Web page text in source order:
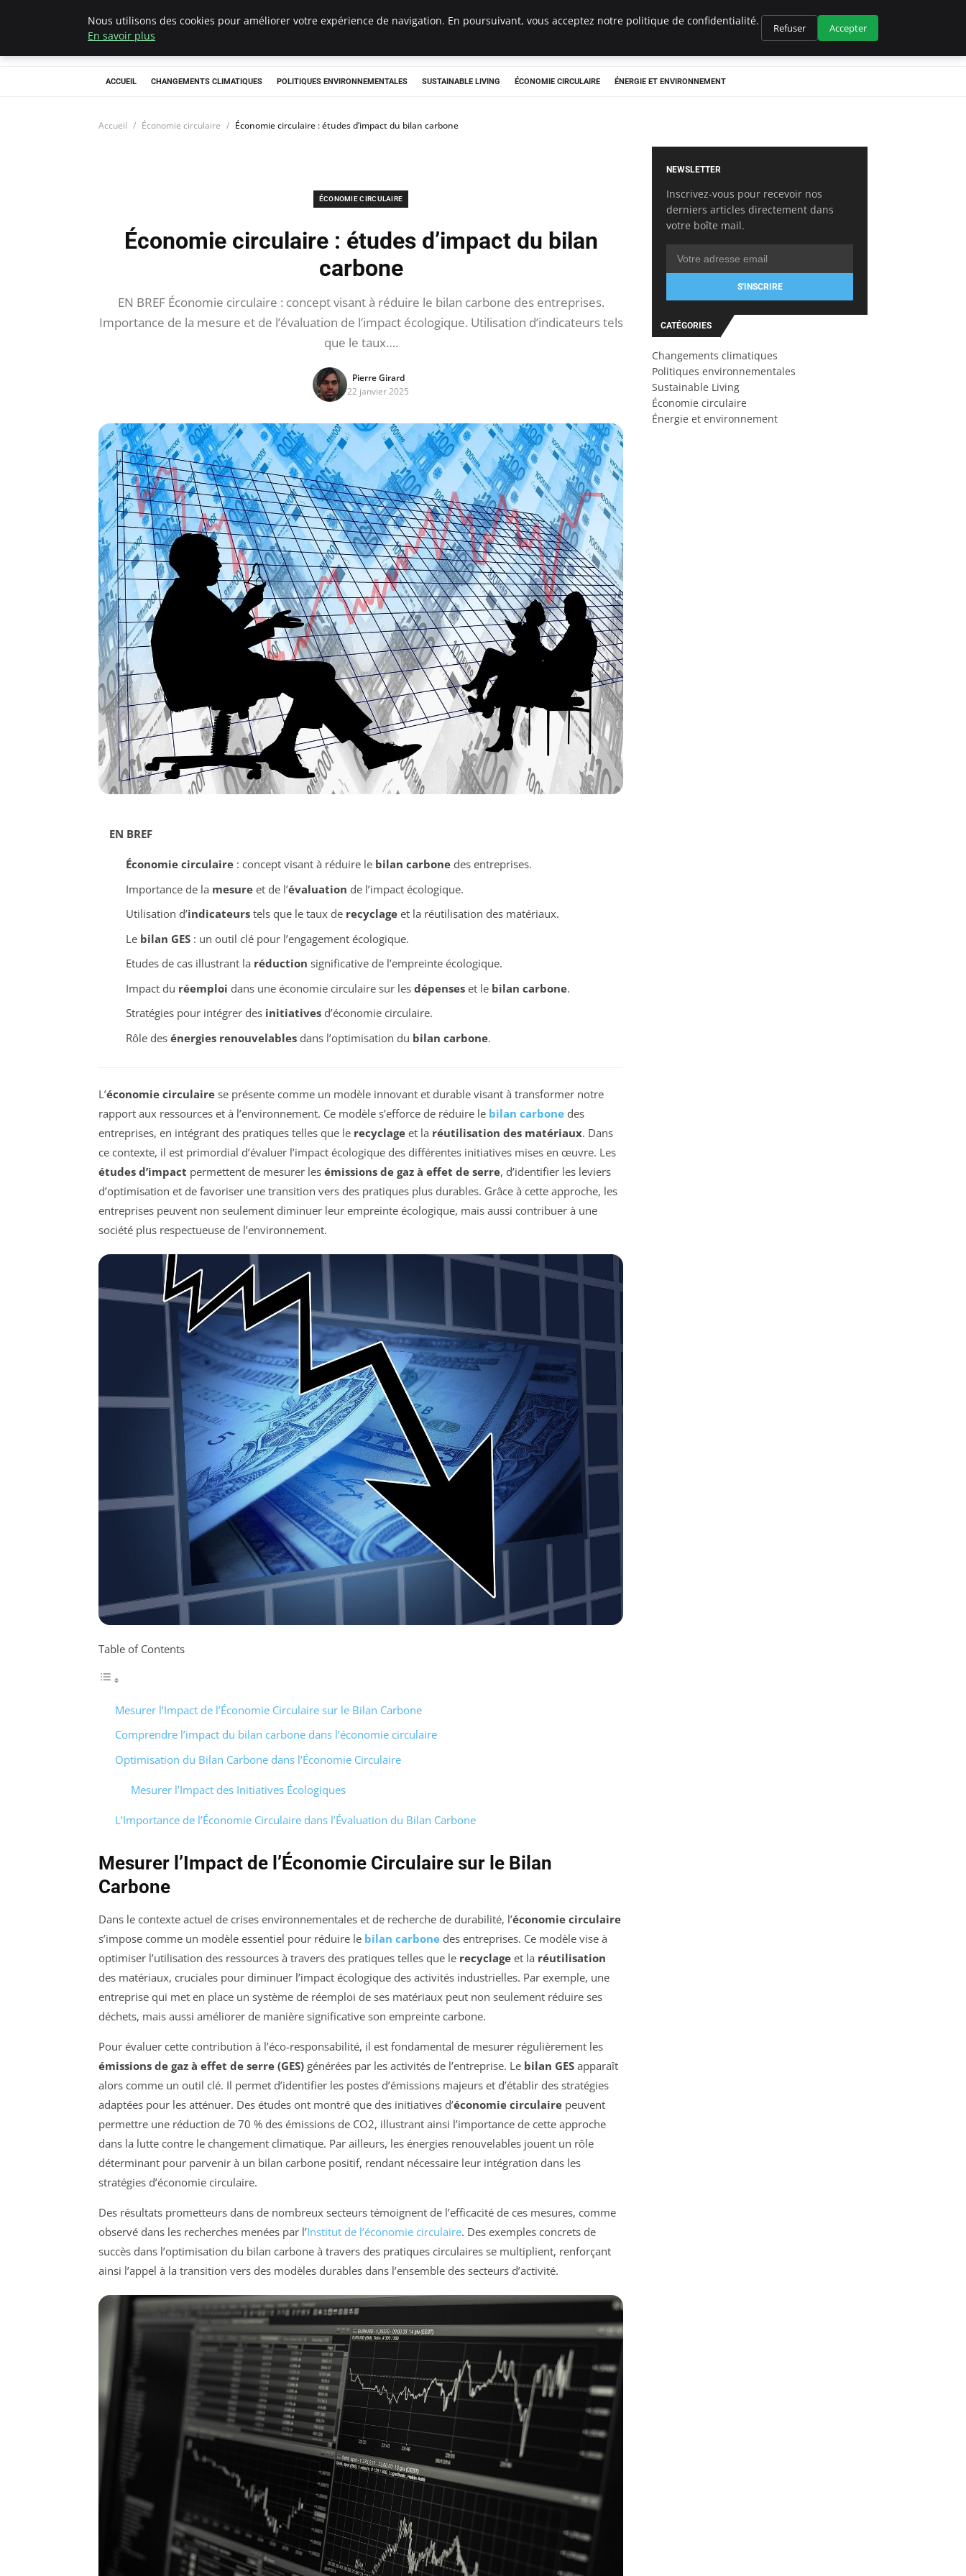
Climategatecountryclub.com
ACCUEIL CHANGEMENTS CLIMATIQUES POLITIQUES ENVIRONNEMENTALES SUSTAINABLE LIVING ÉCONOMIE CIRCULAIRE ÉNERGIE ET ENVIRONNEMENT
Accueil Économie circulaire Économie circulaire : études d’impact du bilan carbone
ÉCONOMIE CIRCULAIRE
Économie circulaire : études d’impact du bilan
carbone
EN BREF Économie circulaire : concept visant à réduire le bilan carbone des entreprises.
Importance de la mesure et de l’évaluation de l’impact écologique. Utilisation d’indicateurs tels
que le taux….
Pierre Girard
22 janvier 2025
EN BREF
Économie circulaire: concept visant à réduire le bilan carbonedes entreprises.
Importance de la mesureet de l’évaluation de l’impact écologique.
Utilisation d’indicateurstels que le taux de recyclageet la réutilisation des matériaux.
Le bilan GES: un outil clé pour l’engagement écologique.
Etudes de cas illustrant la réduction significative de l’empreinte écologique.
Impact du réemploi dans une économie circulaire sur les dépenseset le bilan carbone.
Stratégies pour intégrer des initiativesd’économie circulaire.
Rôle des énergies renouvelablesdans l’optimisation du bilan carbone.
L’économie circulaire se présente comme un modèle innovant et durable visant à transformer notre
rapport aux ressources et à l’environnement. Ce modèle s’efforce de réduire le bilan carbone des
entreprises, en intégrant des pratiques telles que le recyclage et la réutilisation des matériaux. Dans
ce contexte, il est primordial d’évaluer l’impact écologique des différentes initiatives mises en œuvre. Les
études d’impact permettent de mesurer les émissions de gaz à effet de serre, d’identifier les leviers
d’optimisation et de favoriser une transition vers des pratiques plus durables. Grâce à cette approche, les
entreprises peuvent non seulement diminuer leur empreinte écologique, mais aussi contribuer à une
société plus respectueuse de l’environnement.
Table of Contents
Mesurer l’Impact de l’Économie Circulaire sur le Bilan Carbone
Comprendre l’impact du bilan carbone dans l’économie circulaire
Optimisation du Bilan Carbone dans l’Économie Circulaire
Mesurer l’Impact des Initiatives Écologiques
L’Importance de l’Économie Circulaire dans l’Évaluation du Bilan Carbone
Mesurer l’Impact de l’Économie Circulaire sur le Bilan
Carbone
Dans le contexte actuel de crises environnementales et de recherche de durabilité, l’économie circulaire
s’impose comme un modèle essentiel pour réduire le bilan carbone des entreprises. Ce modèle vise à
optimiser l’utilisation des ressources à travers des pratiques telles que le recyclage et la réutilisation
des matériaux, cruciales pour diminuer l’impact écologique des activités industrielles. Par exemple, une
entreprise qui met en place un système de réemploi de ses matériaux peut non seulement réduire ses
déchets, mais aussi améliorer de manière significative son empreinte carbone.
Pour évaluer cette contribution à l’éco-responsabilité, il est fondamental de mesurer régulièrement les
émissions de gaz à effet de serre (GES) générées par les activités de l’entreprise. Le bilan GES apparaît
alors comme un outil clé. Il permet d’identifier les postes d’émissions majeurs et d’établir des stratégies
adaptées pour les atténuer. Des études ont montré que des initiatives d’économie circulaire peuvent
permettre une réduction de 70 % des émissions de CO2, illustrant ainsi l’importance de cette approche
dans la lutte contre le changement climatique. Par ailleurs, les énergies renouvelables jouent un rôle
déterminant pour parvenir à un bilan carbone positif, rendant nécessaire leur intégration dans les
stratégies d’économie circulaire.
Des résultats prometteurs dans de nombreux secteurs témoignent de l’efficacité de ces mesures, comme
observé dans les recherches menées par l’Institut de l’économie circulaire. Des exemples concrets de
succès dans l’optimisation du bilan carbone à travers des pratiques circulaires se multiplient, renforçant
ainsi l’appel à la transition vers des modèles durables dans l’ensemble des secteurs d’activité.
NEWSLETTER
Inscrivez-vous pour recevoir nos
derniers articles directement dans
votre boîte mail.
S'INSCRIRE
CATÉGORIES
Changements climatiques
Politiques environnementales
Sustainable Living
Économie circulaire
Énergie et environnement
Nous utilisons des cookies pour améliorer votre expérience de navigation. En poursuivant, vous acceptez notre politique de confidentialité.
En savoir plus
Refuser Accepter